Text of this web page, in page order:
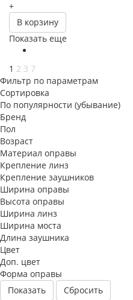
+
В корзину
Показать еще
1 2 3 7
Фильтр по параметрам
Сортировка
По популярности (убывание)
Бренд
Пол
Возраст
Материал оправы
Крепление линз
Крепление заушников
Ширина оправы
Высота оправы
Ширина линз
Ширина моста
Длина заушника
Цвет
Доп. цвет
Форма оправы
Сбросить